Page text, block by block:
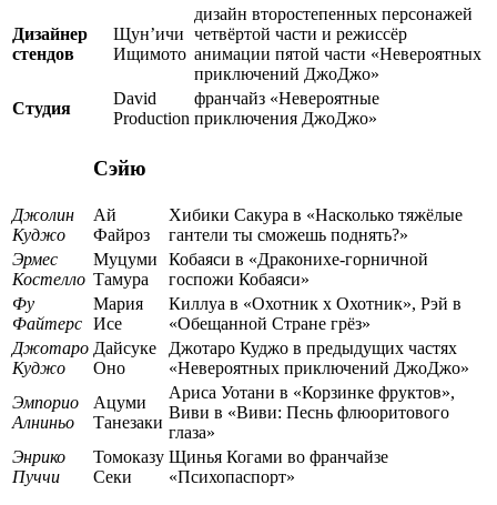
Дизайнер
стендов
Щун’ичи
Ищимото
дизайн второстепенных персонажей
четвёртой части и режиссёр
анимации пятой части «Невероятных
приключений ДжоДжо»
Студия
David
Production
франчайз «Невероятные
приключения ДжоДжо»
Сэйю
Джолин
Куджо
Ай
Файроз
Хибики Сакура в «Насколько тяжёлые
гантели ты сможешь поднять?»
Эрмес
Костелло
Муцуми
Тамура
Кобаяси в «Драконихе-горничной
госпожи Кобаяси»
Фу
Файтерс
Мария
Исе
Киллуа в «Охотник х Охотник», Рэй в
«Обещанной Стране грёз»
Джотаро
Куджо
Дайсуке
Оно
Джотаро Куджо в предыдущих частях
«Невероятных приключений ДжоДжо»
Эмпорио
Алниньо
Ацуми
Танезаки
Ариса Уотани в «Корзинке фруктов»,
Виви в «Виви: Песнь флюоритового
глаза»
Энрико
Пуччи
Томоказу
Секи
Щинья Когами во франчайзе
«Психопаспорт»